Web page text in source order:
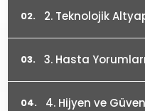
2. Teknolojik
3. Hasta
4. Hijyen ve